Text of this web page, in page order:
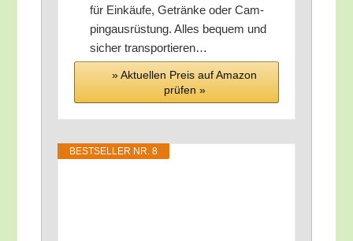
für Ein­käu­fe, Geträn­ke oder Cam­
ping­aus­rüs­tung. Alles bequem und
sicher transportieren…
» Aktu­el­len Preis auf Ama­zon
prü­fen »
BEST­SEL­LER NR. 8